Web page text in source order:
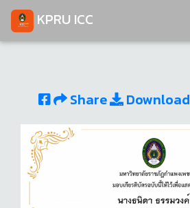
KPRU ICC
Share Download